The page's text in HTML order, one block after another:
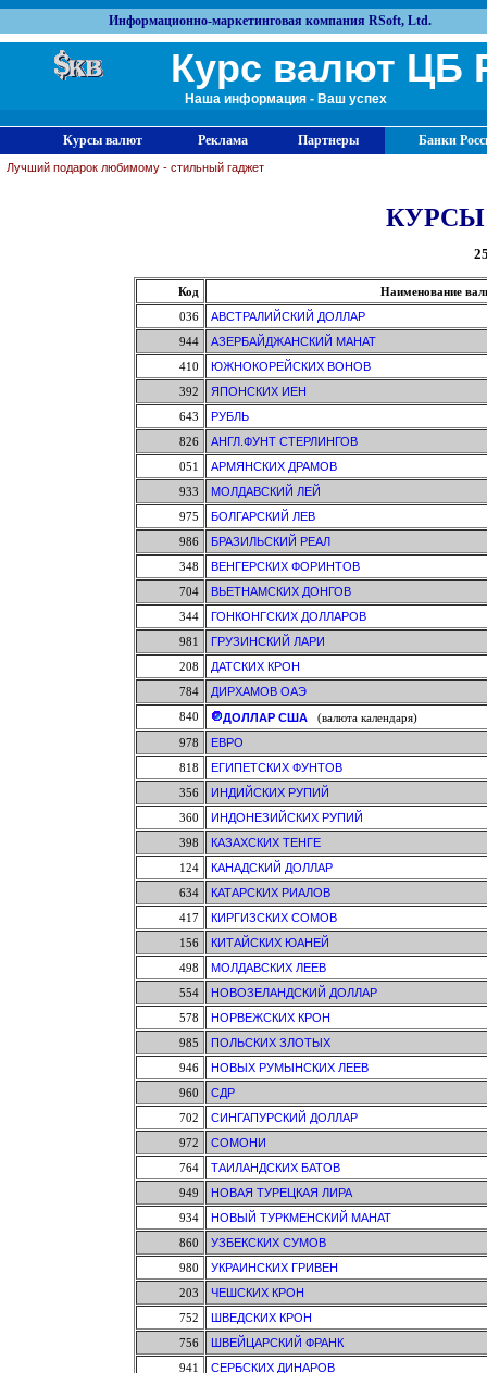
Информационно-маркетинговая компания RSoft, Ltd.
Курс валют ЦБ
Наша информация - Ваш успех
Курсы валют Реклама Партнеры Банки
Лучший подарок любимому - стильный гаджет
Код
Наименование
036
АВСТРАЛИЙСКИЙ ДОЛЛАР
944
АЗЕРБАЙДЖАНСКИЙ МАНАТ
410
ЮЖНОКОРЕЙСКИХ ВОНОВ
392
ЯПОНСКИХ ИЕН
643
РУБЛЬ
826
АНГЛ.ФУНТ СТЕРЛИНГОВ
051
АРМЯНСКИХ ДРАМОВ
933
МОЛДАВСКИЙ ЛЕЙ
975
БОЛГАРСКИЙ ЛЕВ
986
БРАЗИЛЬСКИЙ РЕАЛ
348
ВЕНГЕРСКИХ ФОРИНТОВ
704
ВЬЕТНАМСКИХ ДОНГОВ
344
ГОНКОНГСКИХ ДОЛЛАРОВ
981
ГРУЗИНСКИЙ ЛАРИ
208
ДАТСКИХ КРОН
784
ДИРХАМОВ ОАЭ
840
ДОЛЛАР США(валюта календаря)
978
ЕВРО
818
ЕГИПЕТСКИХ ФУНТОВ
356
ИНДИЙСКИХ РУПИЙ
360
ИНДОНЕЗИЙСКИХ РУПИЙ
398
КАЗАХСКИХ ТЕНГЕ
124
КАНАДСКИЙ ДОЛЛАР
634
КАТАРСКИХ РИАЛОВ
417
КИРГИЗСКИХ СОМОВ
156
КИТАЙСКИХ ЮАНЕЙ
498
МОЛДАВСКИХ ЛЕЕВ
554
НОВОЗЕЛАНДСКИЙ ДОЛЛАР
578
НОРВЕЖСКИХ КРОН
985
ПОЛЬСКИХ ЗЛОТЫХ
946
НОВЫХ РУМЫНСКИХ ЛЕЕВ
960
СДР
702
СИНГАПУРСКИЙ ДОЛЛАР
972
СОМОНИ
764
ТАИЛАНДСКИХ БАТОВ
949
НОВАЯ ТУРЕЦКАЯ ЛИРА
934
НОВЫЙ ТУРКМЕНСКИЙ МАНАТ
860
УЗБЕКСКИХ СУМОВ
980
УКРАИНСКИХ ГРИВЕН
203
ЧЕШСКИХ КРОН
752
ШВЕДСКИХ КРОН
756
ШВЕЙЦАРСКИЙ ФРАНК
941
СЕРБСКИХ ДИНАРОВ